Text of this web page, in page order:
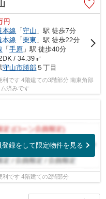
円
本線 「守山 」駅 徒歩7分
本線 「栗東 」駅 徒歩22分
「手原 」駅 徒歩40分
/ 34.39㎡
守山市勝部５丁目
です 4階建ての3階部分 南東角部
済みです
登録をして限定物件を見る
です 4階建ての2階部分